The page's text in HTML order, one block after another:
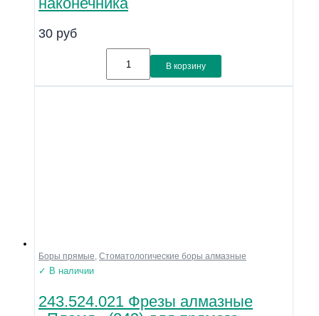
30 руб
В корзину
Боры прямые, Стоматологические боры алмазные
✓ В наличии
243.524.021 Фрезы алмазные